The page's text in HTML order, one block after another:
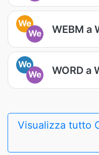
We
We
WEBM a
Wo
We
WORD a
Visualizza tutto